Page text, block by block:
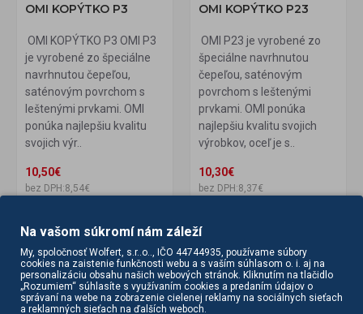
OMI KOPÝTKO P3
OMI KOPÝTKO P3 OMI P3
je vyrobené zo špeciálne
navrhnutou čepeľou,
saténovým povrchom s
leštenými prvkami. OMI
ponúka najlepšiu kvalitu
svojich výr..
10,50€
bez DPH:8,54€
DO KOŠÍKA
OMI KOPÝTKO P23
OMI P23 je vyrobené zo
špeciálne navrhnutou
čepeľou, saténovým
povrchom s leštenými
prvkami. OMI ponúka
najlepšiu kvalitu svojich
výrobkov, oceľ je s..
10,30€
bez DPH:8,37€
Na vašom súkromí nám záleží
My, spoločnosť Wolfert, s.r..o.., IČO 44744935, používame súbory
cookies na zaistenie funkčnosti webu a s vaším súhlasom o. i. aj na
personalizáciu obsahu našich webových stránok. Kliknutím na tlačidlo
„Rozumiem“ súhlasíte s využívaním cookies a predaním údajov o
správaní na webe na zobrazenie cielenej reklamy na sociálnych sieťach
a reklamných sieťach na ďalších weboch.